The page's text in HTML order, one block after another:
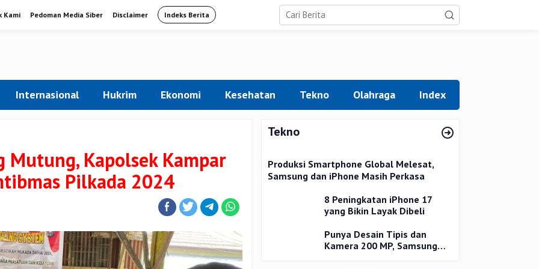
Kami Pedoman Media Siber Disclaimer Indeks Berita
Internasional Hukrim Ekonomi Kesehatan Tekno Olahraga Index
Mutung, Kapolsek Kampar
Pilkada 2024
Tekno
Produksi Smartphone Global Melesat,
Samsung dan iPhone Masih Perkasa
8 Peningkatan iPhone 17
yang Bikin Layak Dibeli
Punya Desain Tipis dan
Kamera 200 MP, Samsung